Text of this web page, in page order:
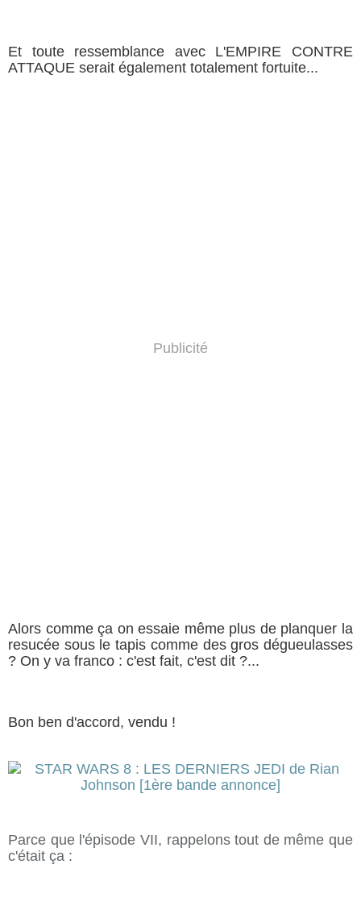
Et toute ressemblance avec L'EMPIRE CONTRE
ATTAQUE serait également totalement fortuite...
Publicité
Alors comme ça on essaie même plus de planquer la
resucée sous le tapis comme des gros dégueulasses
? On y va franco : c'est fait, c'est dit ?...
Bon ben d'accord, vendu !
Parce que l'épisode VII, rappelons tout de même que
c'était ça :